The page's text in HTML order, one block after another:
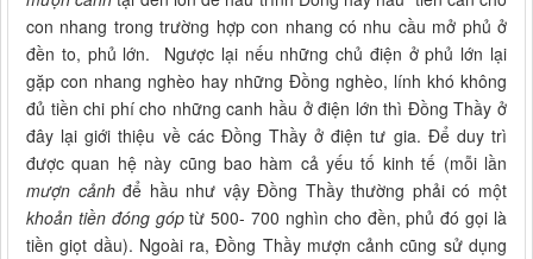
con nhang trong trường hợp con nhang có nhu cầu mở phủ ở
đền to, phủ lớn. Ngược lại nếu những chủ điện ở phủ lớn lại
gặp con nhang nghèo hay những Đồng nghèo, lính khó không
đủ tiền chi phí cho những canh hầu ở điện lớn thì Đồng Thầy ở
đây lại giới thiệu về các Đồng Thầy ở điện tư gia. Để duy trì
được quan hệ này cũng bao hàm cả yếu tố kinh tế (mỗi lần
mượn cảnhđể hầu như vậy Đồng Thầy thường phải có một
khoản tiền đóng góptừ 500- 700 nghìn cho đền, phủ đó gọi là
tiền giọt dầu). Ngoài ra, Đồng Thầy mượn cảnh cũng sử dụng